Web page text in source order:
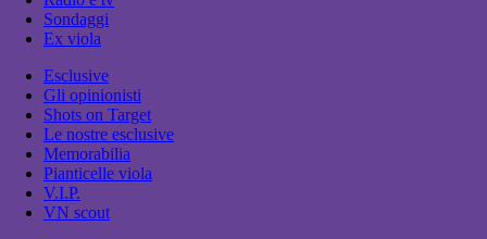
Sondaggi
Ex viola
Esclusive
Gli opinionisti
Shots on Target
Le nostre esclusive
Memorabilia
Pianticelle viola
V.I.P.
VN scout